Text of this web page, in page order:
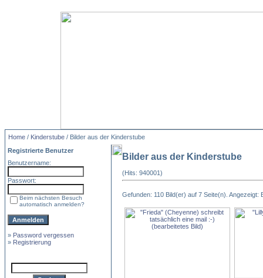
Home / Kinderstube / Bilder aus der Kinderstube
Registrierte Benutzer
Benutzername:
Passwort:
Beim nächsten Besuch
automatisch anmelden?
» Password vergessen
» Registrierung
Bilder aus der Kinderstube
(Hits: 940001)
Gefunden: 110 Bild(er) auf 7 Seite(n). Angezeigt: